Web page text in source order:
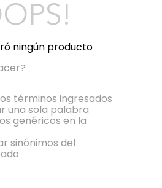
ningún producto
términos ingresados
una sola palabra
genéricos en la
sinónimos del